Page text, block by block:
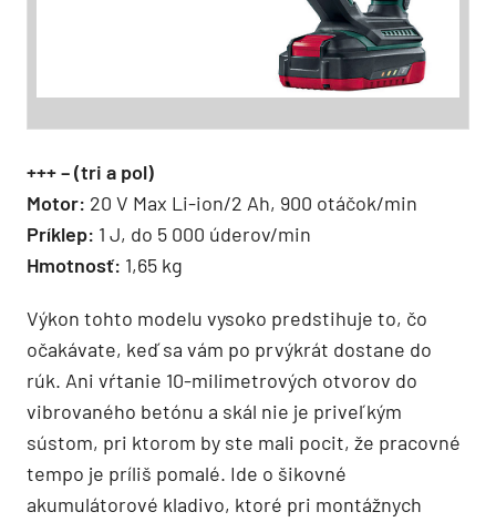
+++ – (tri a pol)
Motor: 20 V Max Li-ion/2 Ah, 900 otáčok/min
Príklep: 1 J, do 5 000 úderov/min
Hmotnosť: 1,65 kg
Výkon tohto modelu vysoko predstihuje to, čo
očakávate, keď sa vám po prvýkrát dostane do
rúk. Ani vŕtanie 10-milimetrových otvorov do
vibrovaného betónu a skál nie je priveľkým
sústom, pri ktorom by ste mali pocit, že pracovné
tempo je príliš pomalé. Ide o šikovné
akumulátorové kladivo, ktoré pri montážnych